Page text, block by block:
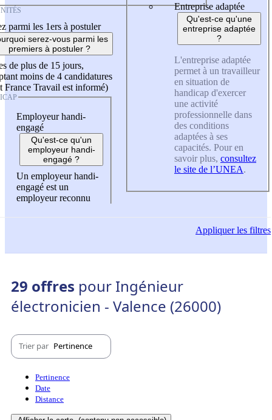
parmi les 1ers à postuler
serez-vous parmi les
premiers à postuler ?
de plus de 15 jours,
moins de 4 candidatures
France Travail est informé)
Employeur handi-
engagé
Qu'est-ce qu'un
employeur handi-
engagé ?
Un employeur handi-
engagé est un
employeur reconnu
Entreprise adaptée
Qu'est-ce qu'une
entreprise adaptée
?
L'entreprise adaptée
permet à un travailleur
en situation de
handicap d'exercer
une activité
professionnelle dans
des conditions
adaptées à ses
capacités. Pour en
savoir plus, consultez
le site de l’UNEA.
Appliquerles filtres
29 offres pour Ingénieur
électronicien - Valence (26000)
Trier par Pertinence
Pertinence
Date
Distance